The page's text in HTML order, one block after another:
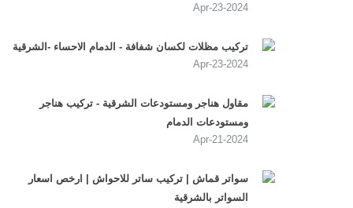
2024-Apr-23
تركيب مظلات لكسان شفافة - الدمام الاحساء -الشرقية
2024-Apr-23
مقاول هناجر ومستودعات الشرقية - تركيب هناجر
ومستودعات الدمام
2024-Apr-21
سواتر قماش | تركيب ساتر للاحواش | ارخص اسعار
السواتر بالشرقية